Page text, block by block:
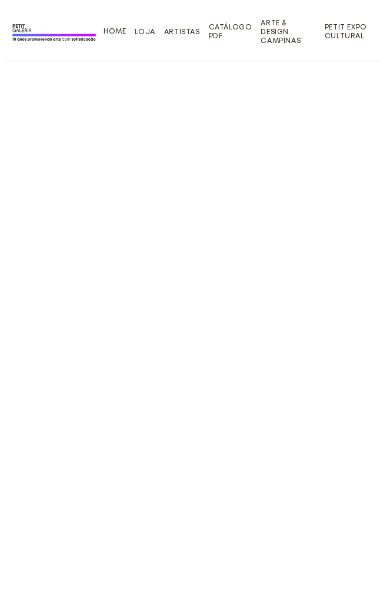
HOME LOJA ARTISTAS
CATÁLOGO
PDF
ARTE &
DESIGN
CAMPINAS
PETIT EXPO
CULTURAL